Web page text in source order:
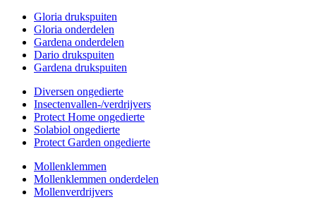
Gloria drukspuiten
Gloria onderdelen
Gardena onderdelen
Dario drukspuiten
Gardena drukspuiten
Diversen ongedierte
Insectenvallen-/verdrijvers
Protect Home ongedierte
Solabiol ongedierte
Protect Garden ongedierte
Mollenklemmen
Mollenklemmen onderdelen
Mollenverdrijvers